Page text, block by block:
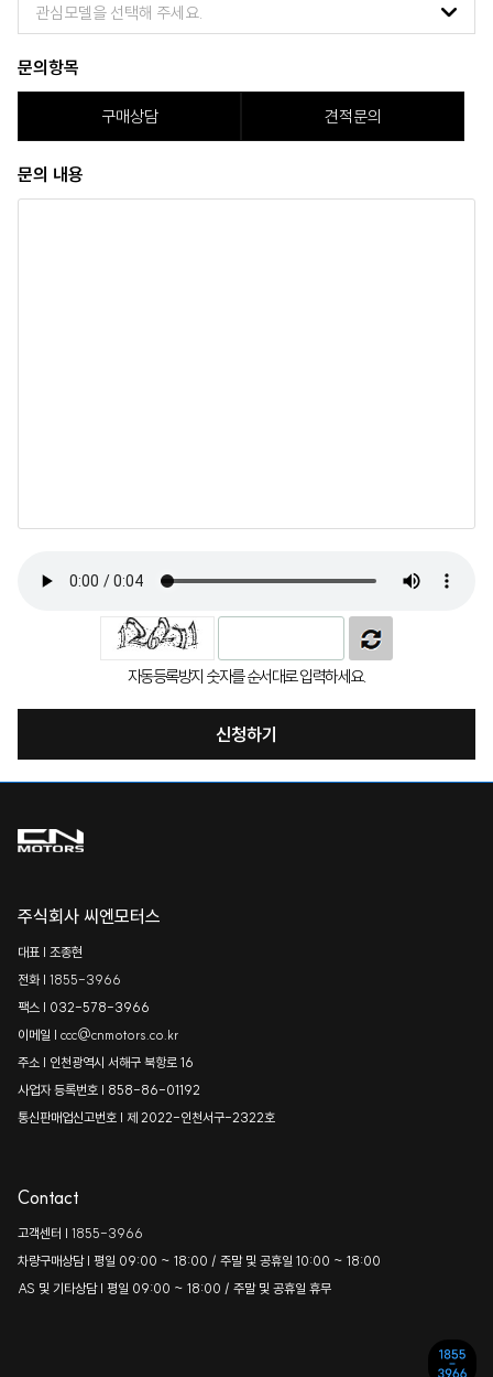
문의항목
구매상담 견적문의
문의 내용
자동등록방지 숫자를 순서대로 입력하세요.
신청하기
주식회사 씨엔모터스
대표 | 조종현
전화 | 1855-3966
팩스 | 032-578-3966
이메일 | ccc@cnmotors.co.kr
주소 | 인천광역시 서해구 북항로 16
사업자 등록번호 | 858-86-01192
통신판매업신고번호 | 제 2022-인천서구-2322호
Contact
고객센터 | 1855-3966
차량구매상담 | 평일 09:00 ~ 18:00 / 주말 및 공휴일 10:00 ~ 18:00
AS 및 기타상담 | 평일 09:00 ~ 18:00 / 주말 및 공휴일 휴무